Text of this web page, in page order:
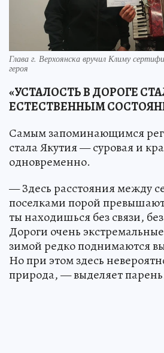
Глава г. Верхоянска вручил Климу
героя
«УСТАЛОСТЬ В ДОРОГЕ
ЕСТЕСТВЕННЫМ
Самым запоминающимся
стала Якутия — суровая и
одновременно.
— Здесь расстояния между
поселками порой
ты находишься без связи,
Дороги очень
зимой редко поднимаются
Но при этом здесь
природа, — выделяет